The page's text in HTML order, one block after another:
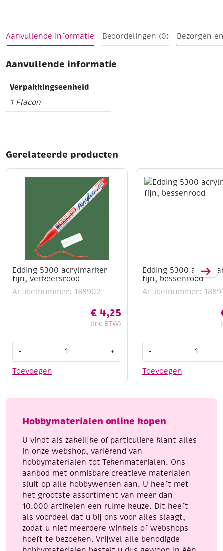
Aanvullende informatie Beoordelingen (0) Bezorgen
Aanvullende informatie
Verpakkingseenheid
1 Flacon
Gerelateerde producten
Edding 5300 acrylmarker
fijn, verkeersrood
Artikelnummer: 188902
€ 4,25
(Inc BTW)
Toevoegen
-
acrylmarker
aantal
+
Edding 5300
fijn, bessenrood
Artikelnummer:
Toevoegen
-
acrylmarker
aantal
Hobbymaterialen online kopen
U vindt als zakelijke of particuliere klant alles
in onze webshop, variërend van
hobbymaterialen tot Tekenmaterialen. Ons
aanbod met onmisbare creatieve materialen
sluit op alle hobbywensen aan. U heeft met
het grootste assortiment van meer dan
10.000 artikelen een ruime keuze. Dit heeft
als voordeel dat u bij ons voor alles slaagt,
zodat u niet meerdere winkels of webshops
hoeft te bezoeken. Vrijwel alle benodigde